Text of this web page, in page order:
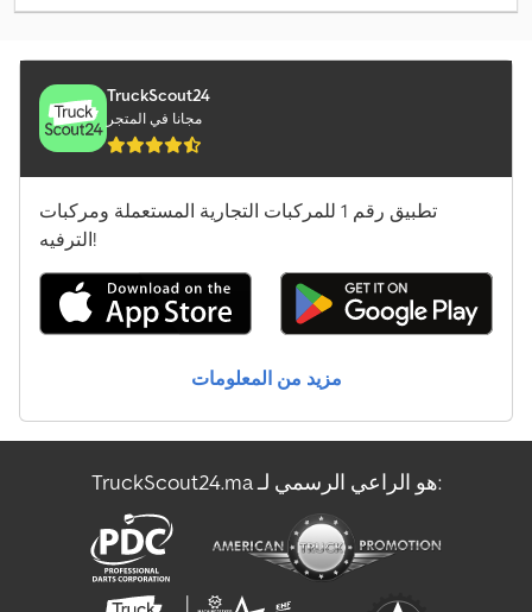
لون:أخضر, نوع التروس:ميكانيكي, فئة الانبعاثات:يورو 5 , سنة الصنع:
التدفئة أثناء التوقف, نظام الفرامل المانعة للانغلاق (ABS),
TruckScout24
مجانا في المتجر
تطبيق رقم 1 للمركبات التجارية المستعملة ومركبات
الترفيه!
مزيد من المعلومات
TruckScout24.ma هو الراعي الرسمي لـ: